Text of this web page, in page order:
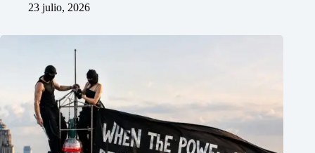
23 julio, 2026